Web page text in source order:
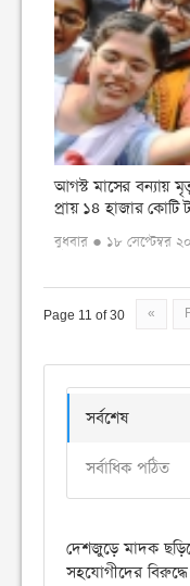
আগস্ট মাসের বন্যায়
প্রায় ১৪ হাজার কোটি
বুধবার ● ১৮ সেপ্টেম্বর
Page 11 of 30 «
সর্বশেষ
সর্বাধিক পঠিত
দেশজুড়ে মাদক
সহযোগীদের